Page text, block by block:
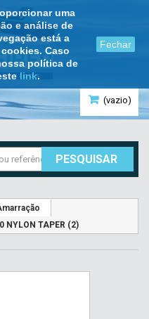
uma
e análise de
está a
Caso
política de
link.
Fechar
(vazio)
PESQUISAR
NYLON TAPER (2)